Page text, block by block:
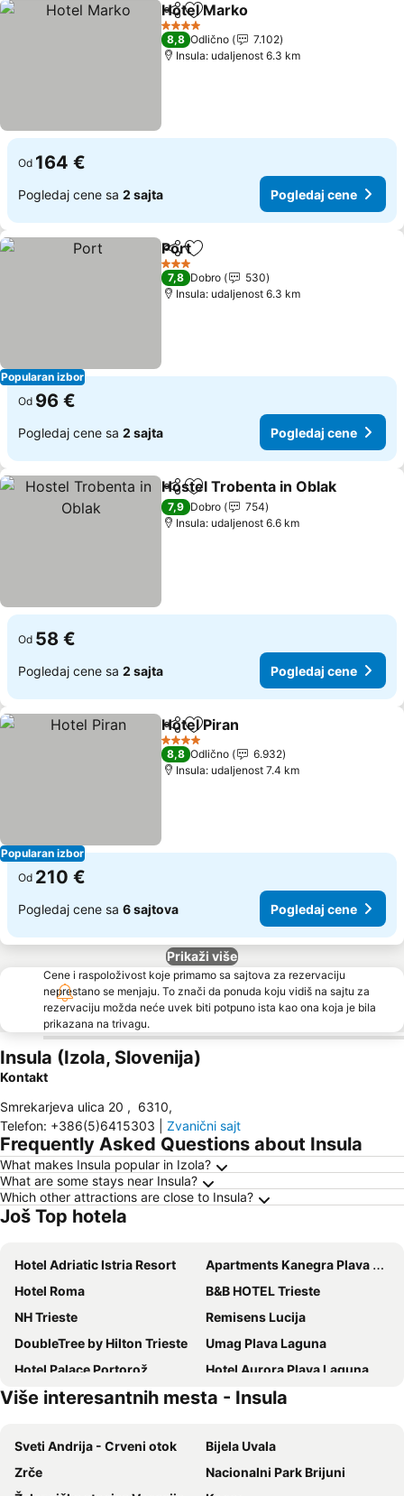
Deli Dodati u favorite
Hotel Marko
4 Zvezdice
8,8 Odlično
7.102
Insula: udaljenost 6.3 km
Od 164 €
Pogledaj cene sa 2 sajta Pogledaj cene
Popularan izbor
Deli Dodati u favorite
Port
3 Zvezdice
7,8 Dobro
530
Insula: udaljenost 6.3 km
Od 96 €
Pogledaj cene sa 2 sajta Pogledaj cene
Deli Dodati u favorite
Hostel Trobenta in Oblak
7,9 Dobro
754
Insula: udaljenost 6.6 km
Od 58 €
Pogledaj cene sa 2 sajta Pogledaj cene
Popularan izbor
Deli Dodati u favorite
Hotel Piran
4 Zvezdice
8,8 Odlično
6.932
Insula: udaljenost 7.4 km
Od 210 €
Pogledaj cene sa 6 sajtova Pogledaj cene
Prikaži više
Cene i raspoloživost koje primamo sa sajtova za rezervaciju
neprestano se menjaju. To znači da ponuda koju vidiš na sajtu za
rezervaciju možda neće uvek biti potpuno ista kao ona koja je bila
prikazana na trivagu.
Insula (Izola, Slovenija)
Kontakt
Smrekarjeva ulica 20 , 6310,
Telefon: +386(5)6415303 Zvanični sajt
Frequently Asked Questions about Insula
What makes Insula popular in Izola?
What are some stays near Insula?
Which other attractions are close to Insula?
Još Top hotela
Hotel Adriatic Istria Resort
Apartments Kanegra Plava Laguna
Hotel Roma
B&B HOTEL Trieste
NH Trieste
Remisens Lucija
DoubleTree by Hilton Trieste
Umag Plava Laguna
Hotel Palace Portorož
Hotel Aurora Plava Laguna
Hotel Marko
Hotel Istria
Hotel Slovenija – LifeClass Hotels & Spa, Portorož
Hotel Riviera - LifeClass Hotels & Spa, Portorož
Apartments Polynesia Plava Laguna
Petram Resort & Residences
Više interesantnih mesta - Insula
Sveti Andrija - Crveni otok
Bijela Uvala
Zrče
Nacionalni Park Brijuni